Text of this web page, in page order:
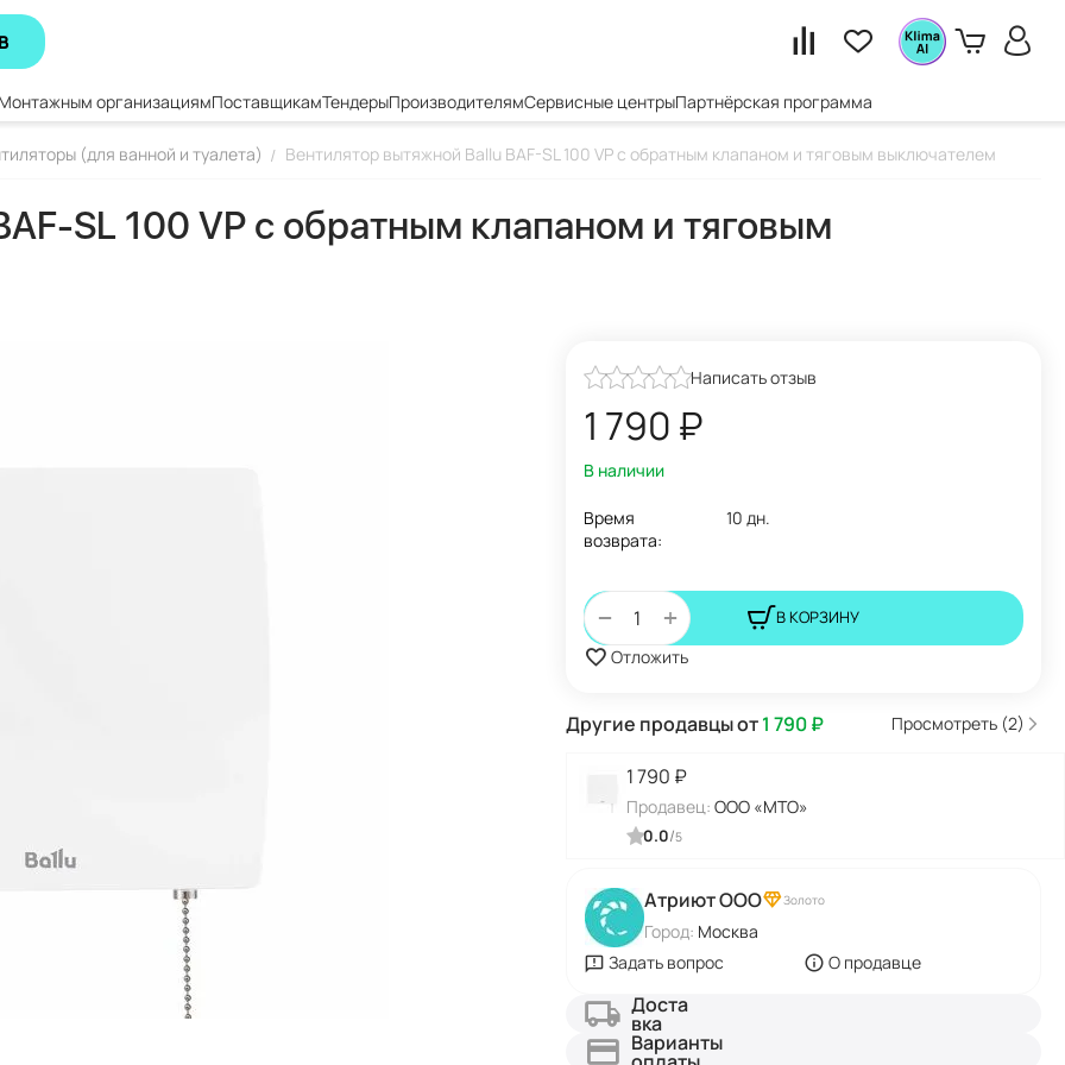
организациямПоставщикамТендерыПроизводителямСервисные центрыПартнёрская программа
(для ванной и туалета) / Вентилятор вытяжной Ballu BAF-SL 100 VP с обратным клапаном и тяговым выключателем
SL 100 VP с обратным клапаном и тяговым
Написать отзыв
1 790 ₽
В наличии
Время
возврата:
10 дн.
+
− В КОРЗИНУ
Отложить
Другие продавцы от1 790₽ Просмотреть (2)
1 790 ₽
Продавец: ООО «МТО»
0.0/5
Атриют ООО Золото
Город: Москва
Задать вопрос
О продавце
Доста
вка
Варианты